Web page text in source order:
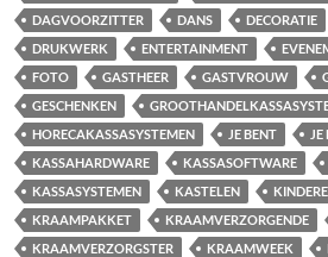
DAGVOORZITTER
DANS DECORATIE
DRUKWERK
ENTERTAINMENT
FOTO
GASTHEER GASTVROUW
GESCHENKEN
HORECAKASSASYSTEMEN
JE BENT
KASSAHARDWARE
KASSASOFTWARE
KASSASYSTEMEN
KASTELEN
KRAAMPAKKET
KRAAMVERZORGENDE
KRAAMVERZORGSTER
KRAAMWEEK